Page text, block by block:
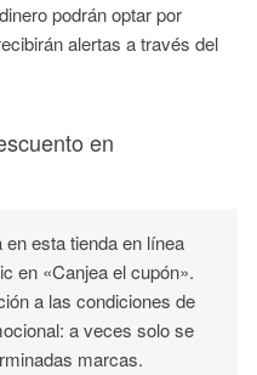
podrán optar por
alertas a través del
en
esta tienda en línea
en «Canjea el cupón».
a las condiciones de
a veces solo se
marcas.